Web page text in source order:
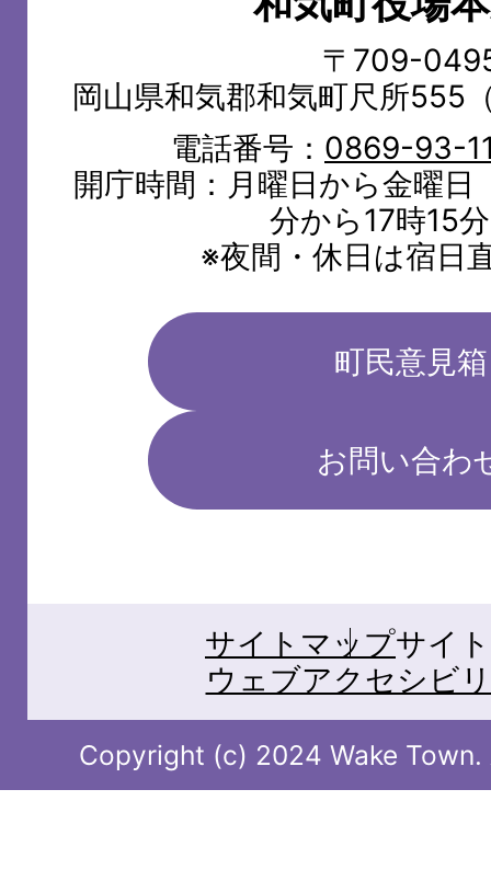
〒709-
岡山県和気郡和気町尺所555
電話番号： 0869-93-
開庁時間：月曜日から金曜
分から17時15
※夜間・休日は宿日
町民意見箱
お問い合わ
サイトマップサイ
ウェブアクセシビ
Copyright (c) 2024 Wake Town.